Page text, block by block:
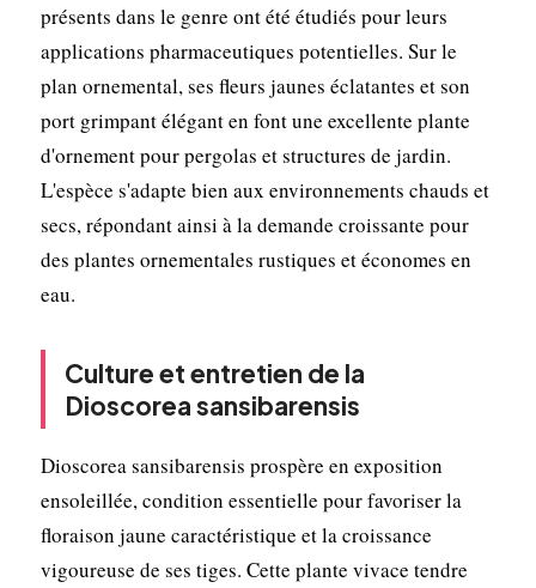
présents dans le genre ont été étudiés pour leurs
applications pharmaceutiques potentielles. Sur le
plan ornemental, ses fleurs jaunes éclatantes et son
port grimpant élégant en font une excellente plante
d'ornement pour pergolas et structures de jardin.
L'espèce s'adapte bien aux environnements chauds et
secs, répondant ainsi à la demande croissante pour
des plantes ornementales rustiques et économes en
eau.
Culture et entretien de la
Dioscorea sansibarensis
Dioscorea sansibarensis prospère en exposition
ensoleillée, condition essentielle pour favoriser la
floraison jaune caractéristique et la croissance
vigoureuse de ses tiges. Cette plante vivace tendre